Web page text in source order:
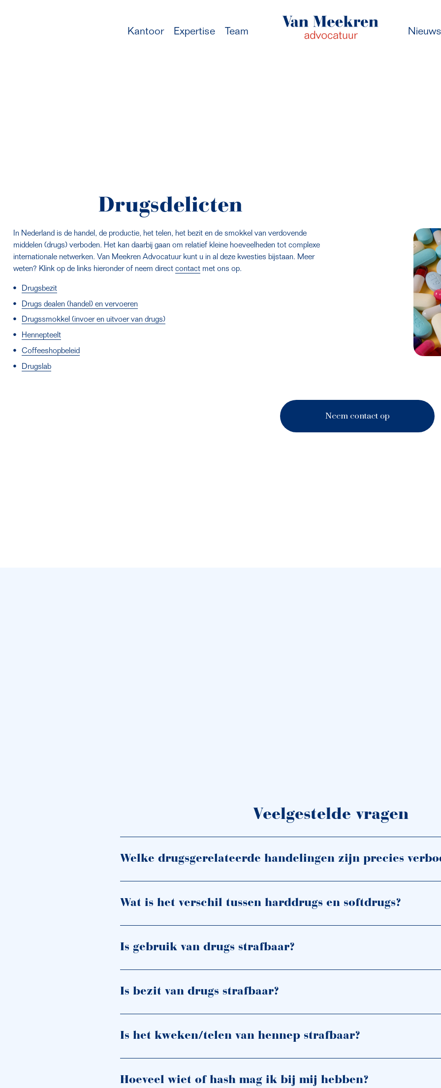
Kantoor Expertise Team Nieuws
Drugsdelicten
In Nederland is de handel, de productie, het telen, het bezit en de smokkel van verdovende
middelen (drugs) verboden. Het kan daarbij gaan om relatief kleine hoeveelheden tot complexe
internationale netwerken. Van Meekren Advocatuur kunt u in al deze kwesties bijstaan. Meer
weten? Klink op de links hieronder of neem direct contact met ons op.
Drugsbezit
Drugs dealen (handel) en vervoeren
Drugssmokkel (invoer en uitvoer van drugs)
Hennepteelt
Coffeeshopbeleid
Drugslab
Neem contact op
Veelgestelde vragen
Welke drugsgerelateerde handelingen zijn precies
Wat is het verschil tussen harddrugs en softdrugs?
Is gebruik van drugs strafbaar?
Is bezit van drugs strafbaar?
Is het kweken/telen van hennep strafbaar?
Hoeveel wiet of hash mag ik bij mij hebben?